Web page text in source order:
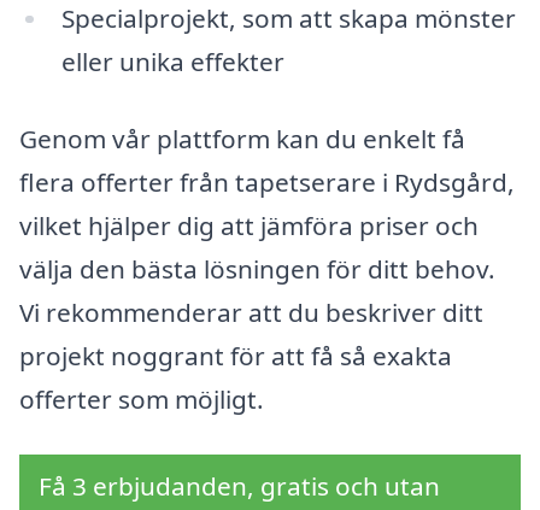
Specialprojekt, som att skapa mönster
eller unika effekter
Genom vår plattform kan du enkelt få
flera offerter från tapetserare i Rydsgård,
vilket hjälper dig att jämföra priser och
välja den bästa lösningen för ditt behov.
Vi rekommenderar att du beskriver ditt
projekt noggrant för att få så exakta
offerter som möjligt.
Få 3 erbjudanden, gratis och utan